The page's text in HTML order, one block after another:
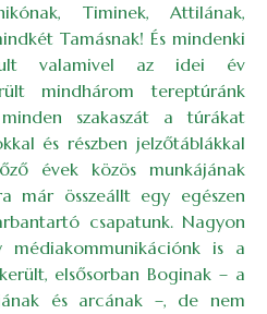
Timinek, Attilának,
Tamásnak! És mindenki
valamivel az idei év
mindhárom tereptúránk
szakaszát a túrákat
és részben jelzőtáblákkal
évek közös munkájának
már összeállt egy egészen
csapatunk. Nagyon
is a
elsősorban Boginak – a
és arcának –, de nem